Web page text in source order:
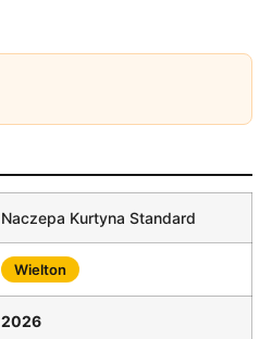
Naczepa Kurtyna Standard
Wielton
2026